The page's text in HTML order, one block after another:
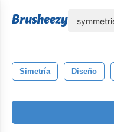
Simetría Diseño